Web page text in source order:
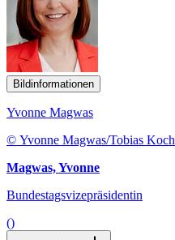
Bildinformationen
Yvonne Magwas
© Yvonne Magwas/Tobias Koch
Magwas, Yvonne
Bundestagsvizepräsidentin
()